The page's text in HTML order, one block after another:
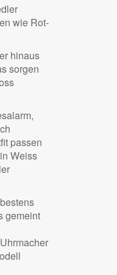
wie Rot-
hinaus
sorgen
passen
Weiss
gemeint